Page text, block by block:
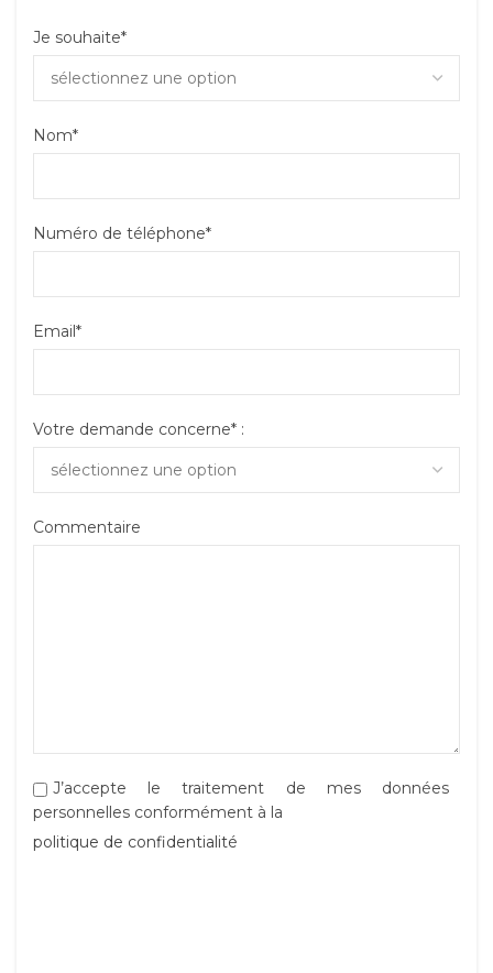
Je souhaite*
Nom*
Numéro de téléphone*
Email*
Votre demande concerne* :
Commentaire
J’accepte le traitement de mes données
personnelles conformément à la
politique de confidentialité